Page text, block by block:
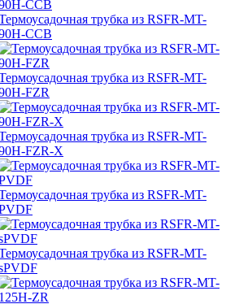
трубка из RSFR-MT-
CCB
трубка из RSFR-MT-
FZR
трубка из RSFR-MT-
FZR-X
трубка из RSFR-MT-
трубка из RSFR-MT-